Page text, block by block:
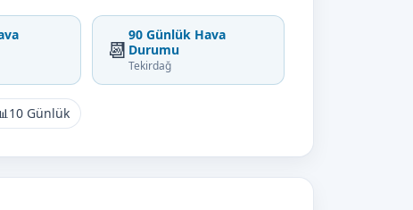
📆
90 Günlük Hava
Durumu
Tekirdağ
10 Günlük